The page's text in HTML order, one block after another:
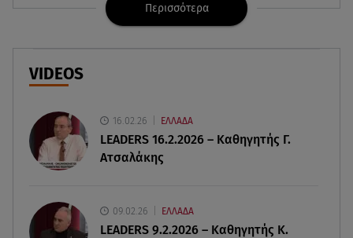
Γιάννης Στάνκογλου: Δείτε τον έφηβο με μακριά
Συνελήφθη 31χρονος για τις δολοφονίες του
«Ζαμπόν» και του Σκαφτούρου
τον γιο της
Περισσότερα
VIDEOS
16.02.26 ΕΛΛΑΔΑ
LEADERS 16.2.2026 – Καθηγητής Γ.
Ατσαλάκης
09.02.26 ΕΛΛΑΔΑ
LEADERS 9.2.2026 – Καθηγητής Κ.